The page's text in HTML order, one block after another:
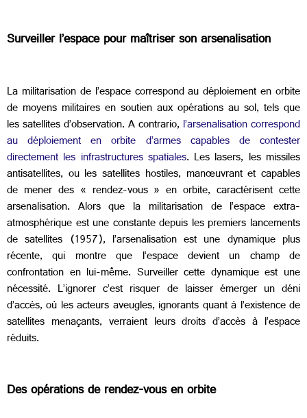
Surveiller l’espace pour maîtriser son arsenalisation
La militarisation de l’espace correspond au déploiement en orbite
de moyens militaires en soutien aux opérations au sol, tels que
les satellites d’observation. A contrario,l’arsenalisation correspond
au déploiement en orbite d’armes capables de contester
directement les infrastructures spatiales. Les lasers, les missiles
antisatellites, ou les satellites hostiles, manœuvrant et capables
de mener des « rendez-vous » en orbite, caractérisent cette
arsenalisation. Alors que la militarisation de l’espace extra-
atmosphérique est une constante depuis les premiers lancements
de satellites (1957), l’arsenalisation est une dynamique plus
récente, qui montre que l’espace devient un champ de
confrontation en lui-même. Surveiller cette dynamique est une
nécessité. L’ignorer c’est risquer de laisser émerger un déni
d’accès, où les acteurs aveugles, ignorants quant à l’existence de
satellites menaçants, verraient leurs droits d’accès à l’espace
réduits.
Des opérations de rendez-vous en orbite